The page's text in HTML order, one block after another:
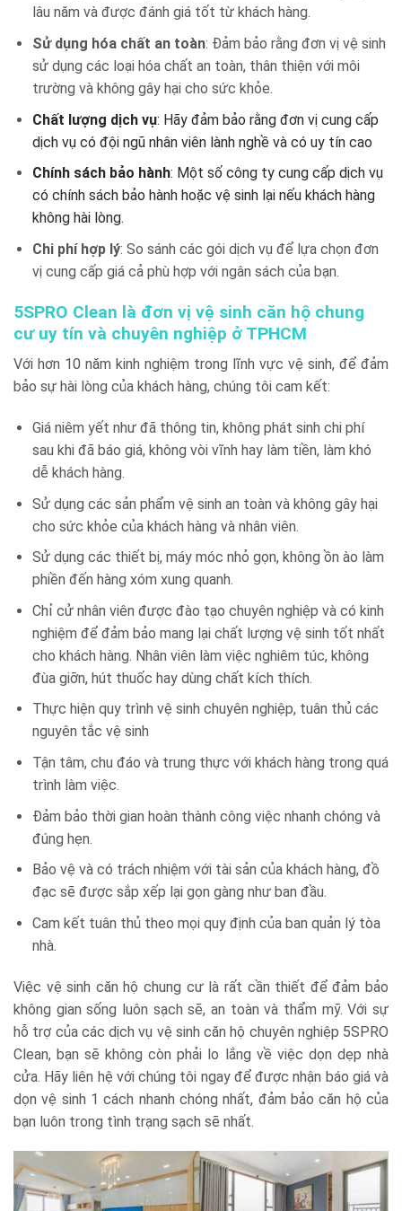
lâu năm và được đánh giá tốt từ khách hàng.
Sử dụng hóa chất an toàn: Đảm bảo rằng đơn vị vệ sinh
sử dụng các loại hóa chất an toàn, thân thiện với môi
trường và không gây hại cho sức khỏe.
Chất lượng dịch vụ: Hãy đảm bảo rằng đơn vị cung cấp
dịch vụ có đội ngũ nhân viên lành nghề và có uy tín cao
Chính sách bảo hành: Một số công ty cung cấp dịch vụ
có chính sách bảo hành hoặc vệ sinh lại nếu khách hàng
không hài lòng.
Chi phí hợp lý: So sánh các gói dịch vụ để lựa chọn đơn
vị cung cấp giá cả phù hợp với ngân sách của bạn.
5SPRO Clean là đơn vị vệ sinh căn hộ chung
cư uy tín và chuyên nghiệp ở TPHCM
Với hơn 10 năm kinh nghiệm trong lĩnh vực vệ sinh, để đảm
bảo sự hài lòng của khách hàng, chúng tôi cam kết:
Giá niêm yết như đã thông tin, không phát sinh chi phí
sau khi đã báo giá, không vòi vĩnh hay làm tiền, làm khó
dễ khách hàng.
Sử dụng các sản phẩm vệ sinh an toàn và không gây hại
cho sức khỏe của khách hàng và nhân viên.
Sử dụng các thiết bị, máy móc nhỏ gọn, không ồn ào làm
phiền đến hàng xóm xung quanh.
Chỉ cử nhân viên được đào tạo chuyên nghiệp và có kinh
nghiệm để đảm bảo mang lại chất lượng vệ sinh tốt nhất
cho khách hàng. Nhân viên làm việc nghiêm túc, không
đùa giỡn, hút thuốc hay dùng chất kích thích.
Thực hiện quy trình vệ sinh chuyên nghiệp, tuân thủ các
nguyên tắc vệ sinh
Tận tâm, chu đáo và trung thực với khách hàng trong quá
trình làm việc.
Đảm bảo thời gian hoàn thành công việc nhanh chóng và
đúng hẹn.
Bảo vệ và có trách nhiệm với tài sản của khách hàng, đồ
đạc sẽ được sắp xếp lại gọn gàng như ban đầu.
Cam kết tuân thủ theo mọi quy định của ban quản lý tòa
nhà.
Việc vệ sinh căn hộ chung cư là rất cần thiết để đảm bảo
không gian sống luôn sạch sẽ, an toàn và thẩm mỹ. Với sự
hỗ trợ của các dịch vụ vệ sinh căn hộ chuyên nghiệp 5SPRO
Clean, bạn sẽ không còn phải lo lắng về việc dọn dẹp nhà
cửa. Hãy liên hệ với chúng tôi ngay để được nhận báo giá và
dọn vệ sinh 1 cách nhanh chóng nhất, đảm bảo căn hộ của
bạn luôn trong tình trạng sạch sẽ nhất.